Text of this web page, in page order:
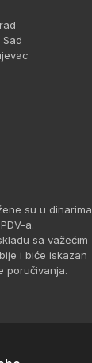
Sad
su u dinarima
a.
sa važećim
i biće iskazan
poručivanja.